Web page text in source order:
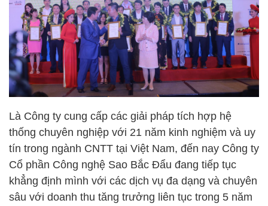
Là Công ty cung cấp các giải pháp tích hợp hệ
thống chuyên nghiệp với 21 năm kinh nghiệm và uy
tín trong ngành CNTT tại Việt Nam, đến nay Công ty
Cổ phần Công nghệ Sao Bắc Đẩu đang tiếp tục
khẳng định mình với các dịch vụ đa dạng và chuyên
sâu với doanh thu tăng trưởng liên tục trong 5 năm